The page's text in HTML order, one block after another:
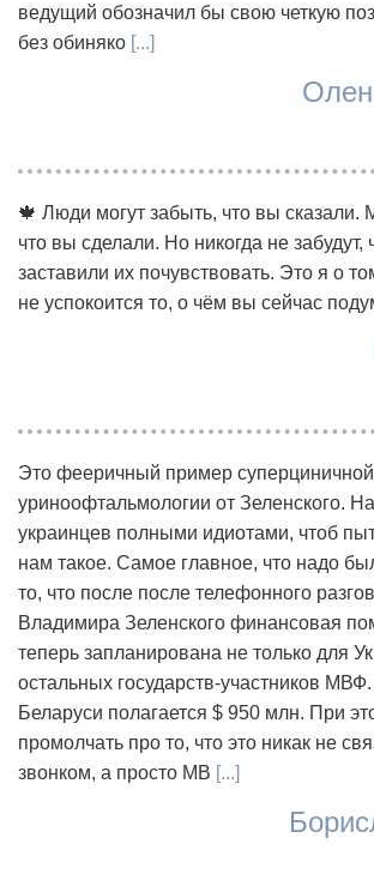
ведущий обозначил бы свою четкую
без обиняко [...]
🍁 Люди могут забыть, что вы сказали.
что вы сделали. Но никогда не забудут,
заставили их почувствовать. Это я о
не успокоится то, о чём вы сейчас
Это фееричный пример суперциничной
уриноофтальмологии от Зеленского.
украинцев полными идиотами, чтоб
нам такое. Самое главное, что надо
то, что после после телефонного
Владимира Зеленского финансовая
теперь запланирована не только для
остальных государств-участников
Беларуси полагается $ 950 млн. При
промолчать про то, что это никак не
звонком, а просто МВ [...]